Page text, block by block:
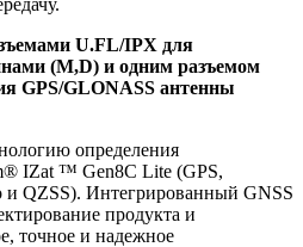
U.FL/IPX для
(M,D) и одним разъемом
GPS/GLONASS антенны
определения
IZat ™ Gen8C Lite (GPS,
QZSS). Интегрированный GNSS
продукта и
точное и надежное